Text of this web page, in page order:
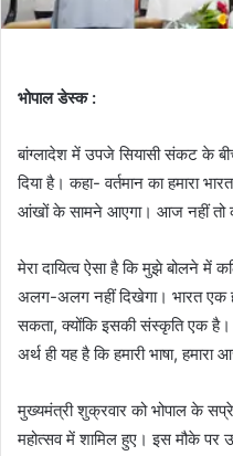
भोपाल डेस्क :
बांग्लादेश में उपजे सियासी संकट के
दिया है। कहा- वर्तमान का हमारा
आंखों के सामने आएगा। आज नहीं तो
मेरा दायित्व ऐसा है कि मुझे बोलने में
अलग-अलग नहीं दिखेगा। भारत एक
सकता, क्योंकि इसकी संस्कृति एक
अर्थ ही यह है कि हमारी भाषा, हमारा
मुख्यमंत्री शुक्रवार को भोपाल के सप्रे
महोत्सव में शामिल हुए। इस मौके पर